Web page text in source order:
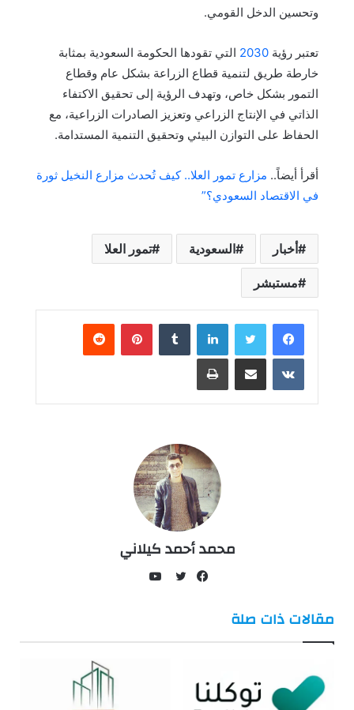
وتحسين الدخل القومي.
تعتبر رؤية 2030 التي تقودها الحكومة السعودية بمثابة
خارطة طريق لتنمية قطاع الزراعة بشكل عام وقطاع
التمور بشكل خاص، وتهدف الرؤية إلى تحقيق الاكتفاء
الذاتي في الإنتاج الزراعي وتعزيز الصادرات الزراعية، مع
الحفاظ على التوازن البيئي وتحقيق التنمية المستدامة.
أقرأ أيضاً.. مزارع تمور العلا.. كيف تُحدث مزارع النخيل ثورة
في الاقتصاد السعودي؟”
أخبار السعودية تمور العلا
مستبشر
لينكدإن بينتيريست
مشاركة عبر البريد طباعة
محمد أحمد كيلاني
مقالات ذات صلة